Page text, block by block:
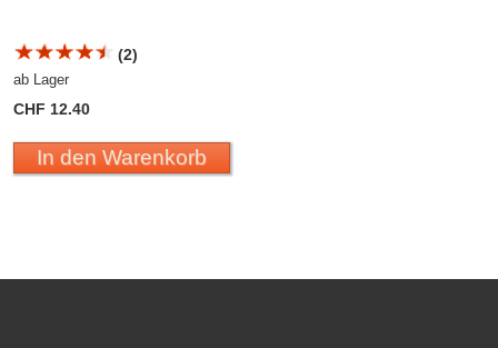
(2)
ab Lager
CHF 12.40
In den Warenkorb